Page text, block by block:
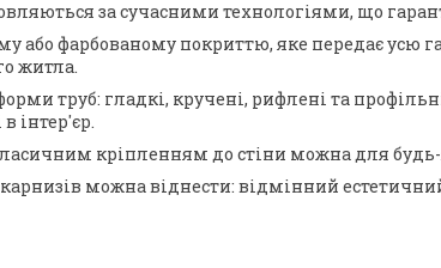
за сучасними технологіями, що
або фарбованому покриттю, яке передає усю
житла.
труб: гладкі, кручені, рифлені та
інтер'єр.
кріпленням до стіни можна для
можна віднести: відмінний